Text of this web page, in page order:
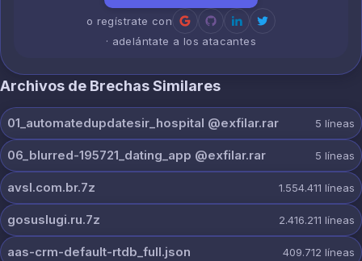
o regístrate con
· adelántate a los atacantes
Archivos de Brechas Similares
01_automatedupdatesir_hospital @exfilar.rar 5 líneas
06_blurred-195721_dating_app @exfilar.rar 5 líneas
avsl.com.br.7z 1.554.411 líneas
gosuslugi.ru.7z 2.416.211 líneas
aas-crm-default-rtdb_full.json 409.712 líneas